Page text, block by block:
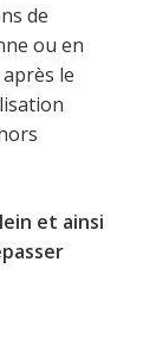
de
ou en
le
et ainsi